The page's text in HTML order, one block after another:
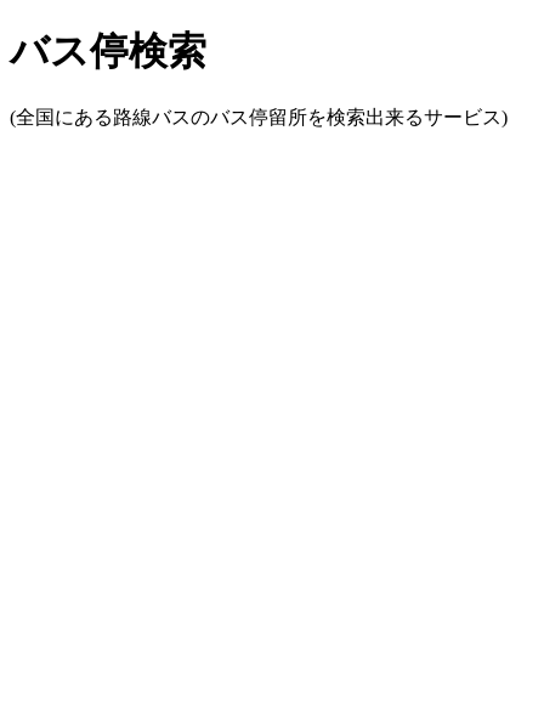
バス停検索
(全国にある路線バスのバス停留所を検索出来るサービス)